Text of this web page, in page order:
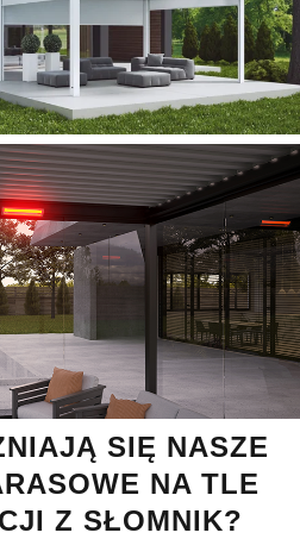
SIĘ NASZE
NA TLE
Z SŁOMNIK?